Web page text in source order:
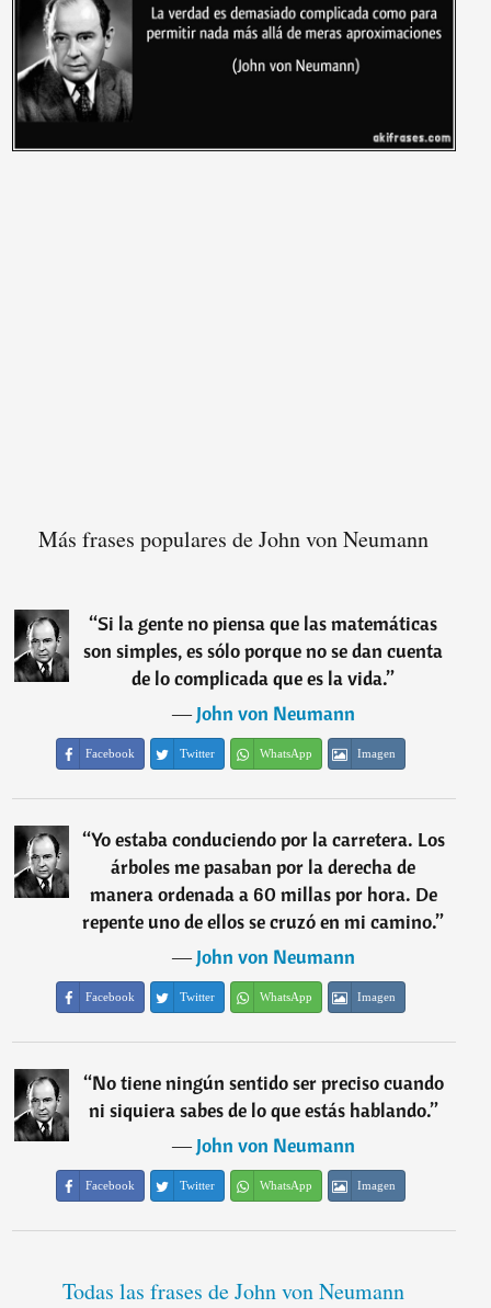
Más frases populares de John von Neumann
“Si la gente no piensa que las matemáticas
son simples, es sólo porque no se dan cuenta
de lo complicada que es la vida.”
―John von Neumann
Facebook Twitter WhatsApp Imagen
“Yo estaba conduciendo por la carretera. Los
árboles me pasaban por la derecha de
manera ordenada a 60 millas por hora. De
repente uno de ellos se cruzó en mi camino.”
―John von Neumann
Facebook Twitter WhatsApp Imagen
“No tiene ningún sentido ser preciso cuando
ni siquiera sabes de lo que estás hablando.”
―John von Neumann
Facebook Twitter WhatsApp Imagen
Todas las frases de John von Neumann